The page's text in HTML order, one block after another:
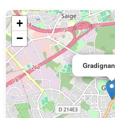
Gradignan
+
−